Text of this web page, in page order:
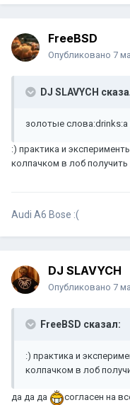
FreeBSD
Опубликовано 7
DJ SLAVYCH
золотые слова:drinks:а
:) практика и
колпачком в лоб получить
Audi A6 Bose :(
DJ SLAVYCH
Опубликовано 7
FreeBSD сказал:
:) практика и
колпачком в лоб
да да да согласен на